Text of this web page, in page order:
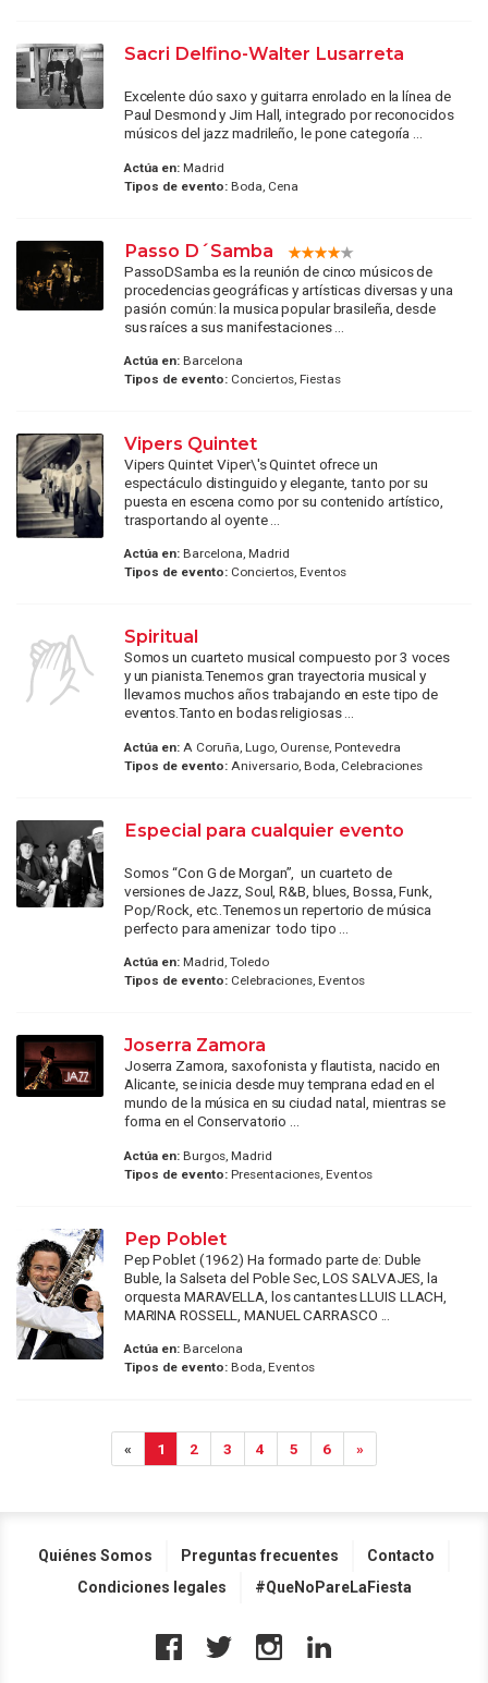
Sacri Delfino-Walter Lusarreta
Excelente dúo saxo y guitarra enrolado en la línea de
Paul Desmond y Jim Hall, integrado por reconocidos
músicos del jazz madrileño, le pone categoría ...
Actúa en:Madrid
Tipos de evento:Boda, Cena
Passo D´Samba
PassoDSamba es la reunión de cinco músicos de
procedencias geográficas y artísticas diversas y una
pasión común: la musica popular brasileña, desde
sus raíces a sus manifestaciones ...
Actúa en:Barcelona
Tipos de evento:Conciertos, Fiestas
Vipers Quintet
Vipers Quintet Viper\'s Quintet ofrece un
espectáculo distinguido y elegante, tanto por su
puesta en escena como por su contenido artístico,
trasportando al oyente ...
Actúa en:Barcelona, Madrid
Tipos de evento:Conciertos, Eventos
Spiritual
Somos un cuarteto musical compuesto por 3 voces
y un pianista.Tenemos gran trayectoria musical y
llevamos muchos años trabajando en este tipo de
eventos.Tanto en bodas religiosas ...
Actúa en:A Coruña, Lugo, Ourense, Pontevedra
Tipos de evento:Aniversario, Boda, Celebraciones
Especial para cualquier evento
Somos “Con G de Morgan”, un cuarteto de
versiones de Jazz, Soul, R&B, blues, Bossa, Funk,
Pop/Rock, etc..Tenemos un repertorio de música
perfecto para amenizar todo tipo ...
Actúa en:Madrid, Toledo
Tipos de evento:Celebraciones, Eventos
Joserra Zamora
Joserra Zamora, saxofonista y flautista, nacido en
Alicante, se inicia desde muy temprana edad en el
mundo de la música en su ciudad natal, mientras se
forma en el Conservatorio ...
Actúa en:Burgos, Madrid
Tipos de evento:Presentaciones, Eventos
Pep Poblet
Pep Poblet (1962) Ha formado parte de: Duble
Buble, la Salseta del Poble Sec, LOS SALVAJES, la
orquesta MARAVELLA, los cantantes LLUIS LLACH,
MARINA ROSSELL, MANUEL CARRASCO ...
Actúa en:Barcelona
Tipos de evento:Boda, Eventos
« 1 2 3 4 5 6 »
Quiénes Somos Preguntas frecuentes
Contacto
Condiciones legales
#QueNoPareLaFiesta